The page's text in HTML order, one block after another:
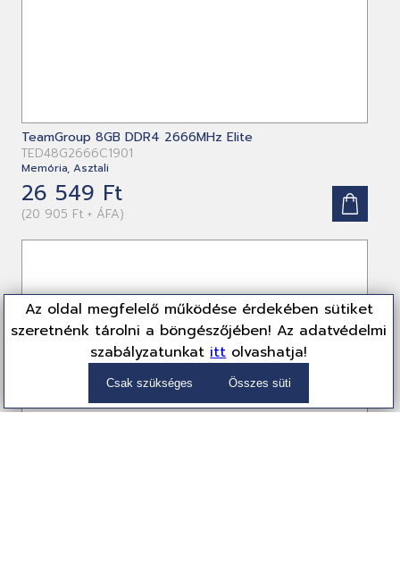
Az oldal megfelelő működése érdekében sütiket
szeretnénk tárolni a böngészőjében! Az adatvédelmi
szabályzatunkatittolvashatja!
Csak szükséges Összes süti
TeamGroup 8GB DDR4 2666MHz Elite
TED48G2666C1901
Memória, Asztali
26 549 Ft
(20 905 Ft + ÁFA)